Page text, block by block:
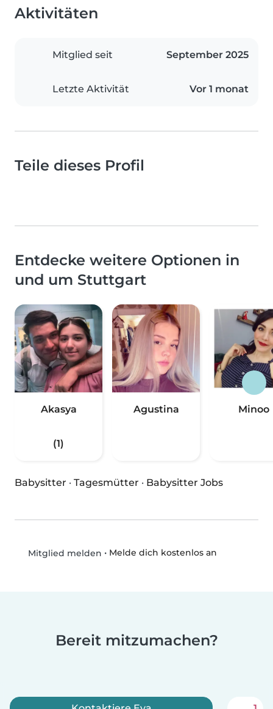
Aktivitäten
Mitglied seit September 2025
Letzte Aktivität Vor 1 monat
Teile dieses Profil
Entdecke weitere Optionen in
und um Stuttgart
Akasya
(1)
Agustina Minoo
Babysitter · Tagesmütter · Babysitter Jobs
Mitglied melden • Melde dich kostenlos an
Bereit mitzumachen?